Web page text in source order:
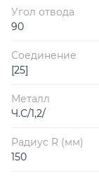
Угол отвода
90
Соединение
[25]
Металл
Ч.С/1,2/
Радиус R (мм)
150